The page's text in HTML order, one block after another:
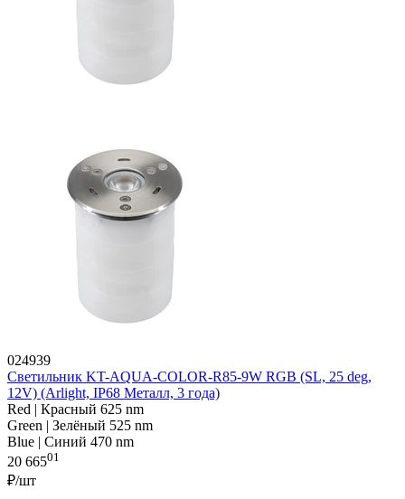
024939
Светильник KT-AQUA-COLOR-R85-9W RGB (SL, 25 deg,
12V) (Arlight, IP68 Металл, 3 года)
Red | Красный 625 nm
Green | Зелёный 525 nm
Blue | Синий 470 nm
20 66501
₽/шт